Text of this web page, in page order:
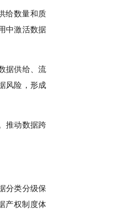
给数量和质
中激活数据
据供给、流
风险，形成
推动数据跨
分类分级保
产权制度体